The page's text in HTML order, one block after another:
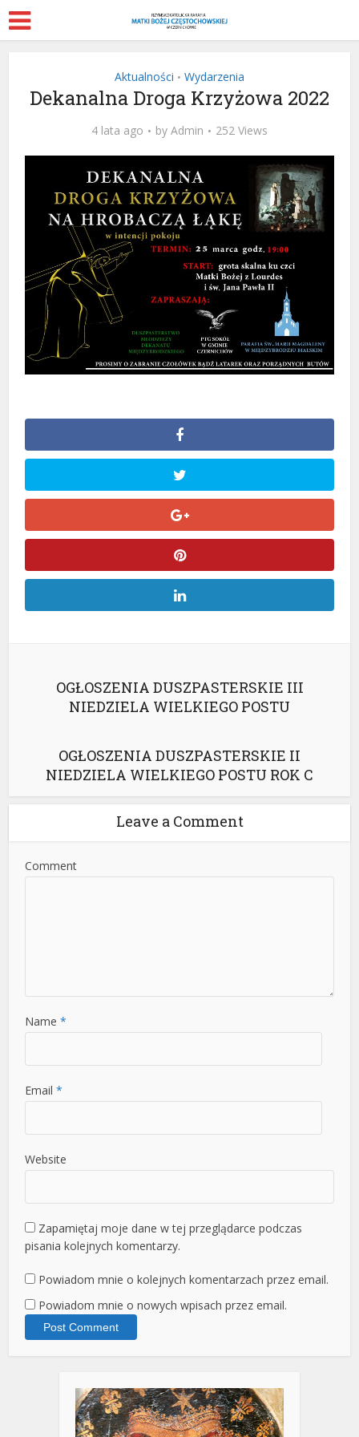
Aktualności • Wydarzenia
Dekanalna Droga Krzyżowa 2022
4 lata ago by Admin 252 Views
OGŁOSZENIA DUSZPASTERSKIE III
NIEDZIELA WIELKIEGO POSTU
OGŁOSZENIA DUSZPASTERSKIE II
NIEDZIELA WIELKIEGO POSTU ROK C
Leave a Comment
Comment
Name *
Email *
Website
Zapamiętaj moje dane w tej przeglądarce podczas
pisania kolejnych komentarzy.
Powiadom mnie o kolejnych komentarzach przez email.
Powiadom mnie o nowych wpisach przez email.